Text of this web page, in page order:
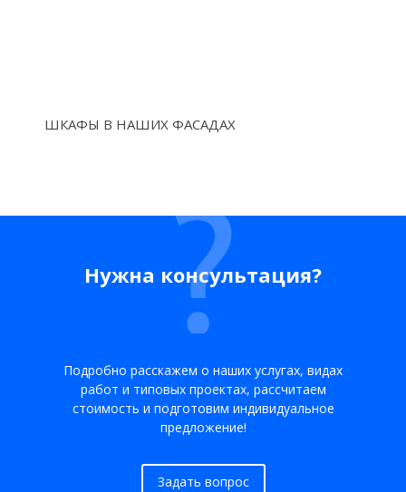
ШКАФЫ В НАШИХ ФАСАДАХ
Нужна консультация?
Подробно расскажем о наших услугах, видах
работ и типовых проектах, рассчитаем
стоимость и подготовим индивидуальное
предложение!
Задать вопрос